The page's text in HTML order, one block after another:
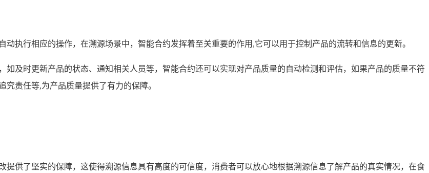
执行相应的操作，在溯源场景中，智能合约发挥着至关重要的作用,它可以用于控制产品的流转和信息的更新。
及时更新产品的状态、通知相关人员等，智能合约还可以实现对产品质量的自动检测和评估，如果产品的质量不符
责任等,为产品质量提供了有力的保障。
供了坚实的保障，这使得溯源信息具有高度的可信度，消费者可以放心地根据溯源信息了解产品的真实情况，在食